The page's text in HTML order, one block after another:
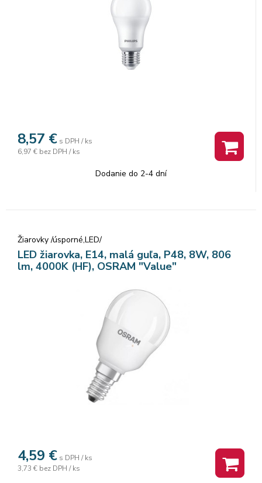
8,57 € s DPH / ks
6,97 € bez DPH / ks
Dodanie do 2-4 dní
Žiarovky /úsporné,LED/
LED žiarovka, E14, malá guľa, P48, 8W, 806
lm, 4000K (HF), OSRAM "Value"
4,59 € s DPH / ks
3,73 € bez DPH / ks